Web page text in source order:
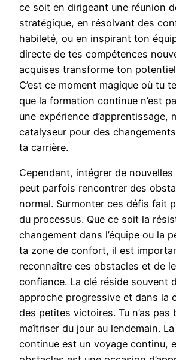
ce soit en dirigeant une réunion
stratégique, en résolvant des
habileté, ou en inspirant ton
directe de tes compétences
acquises transforme ton
C’est ce moment magique où tu
que la formation continue n’est
une expérience d’apprentissage,
catalyseur pour des
ta carrière.
Cependant, intégrer de
peut parfois rencontrer des
normal. Surmonter ces défis fait
du processus. Que ce soit la
changement dans l’équipe ou la
ta zone de confort, il est
reconnaître ces obstacles et de
confiance. La clé réside souvent
approche progressive et dans la
des petites victoires. Tu n’as pas
maîtriser du jour au lendemain.
continue est un voyage continu,